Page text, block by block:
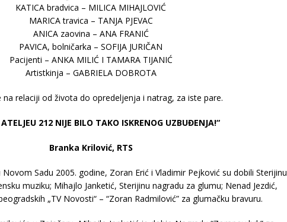
KATICA bradvica – MILICA MIHAJLOVIĆ
MARICA travica – TANJA PJEVAC
ANICA zaovina – ANA FRANIĆ
PAVICA, bolničarka – SOFIJA JURIČAN
Pacijenti – ANKA MILIĆ I TAMARA TIJANIĆ
Artistkinja – GABRIELA DOBROTA
na relaciji od života do opredeljenja i natrag, za iste pare.
212 NIJE BILO TAKO ISKRENOG UZBUĐENJA!“
Branka Krilović, RTS
Sadu 2005. godine, Zoran Erić i Vladimir Pejković su dobili Sterijinu
muziku; Mihajlo Janketić, Sterijinu nagradu za glumu; Nenad Jezdić,
„TV Novosti“ – “Zoran Radmilović” za glumačku bravuru.